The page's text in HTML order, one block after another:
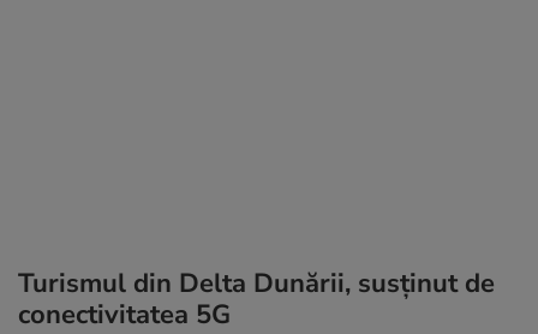
Turismul din Delta Dunării, susținut de
conectivitatea 5G